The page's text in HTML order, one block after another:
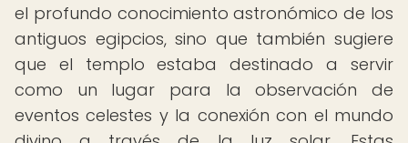
el profundo conocimiento astronómico de los
antiguos egipcios, sino que también sugiere
que el templo estaba destinado a servir
como un lugar para la observación de
eventos celestes y la conexión con el mundo